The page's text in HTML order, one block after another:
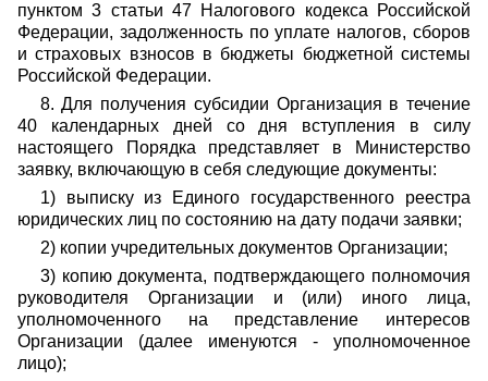
пунктом 3 статьи 47 Налогового кодекса Российской
Федерации, задолженность по уплате налогов, сборов
и страховых взносов в бюджеты бюджетной системы
Российской Федерации.
8. Для получения субсидии Организация в течение
40 календарных дней со дня вступления в силу
настоящего Порядка представляет в Министерство
заявку, включающую в себя следующие документы:
1) выписку из Единого государственного реестра
юридических лиц по состоянию на дату подачи заявки;
2) копии учредительных документов Организации;
3) копию документа, подтверждающего полномочия
руководителя Организации и (или) иного лица,
уполномоченного на представление интересов
Организации (далее именуются - уполномоченное
лицо);